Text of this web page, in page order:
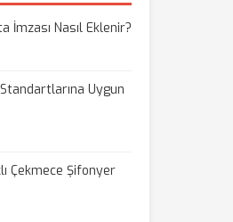
Nasıl Eklenir?
Uygun
Çekmece Şifonyer